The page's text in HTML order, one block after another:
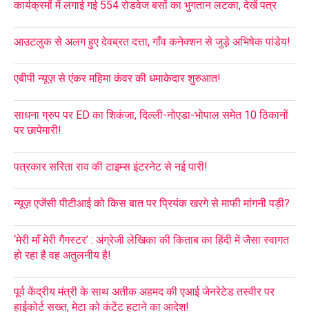
कार्यक्रमों में लगाई गई 554 रोडवेज बसों का भुगतान लटका, देखें पत्र
आउटलुक से अलग हुए देवब्रत दत्ता, गाँव कनेक्शन से जुड़े अभिषेक पांडेय!
एबीपी न्यूज़ से एंकर महिमा कंवर की धमाकेदार शुरुआत!
साधना ग्रुप पर ED का शिकंजा, दिल्ली-नोएडा-भोपाल समेत 10 ठिकानों
पर छापेमारी!
पत्रकार सरिता राव की टाइम्स इंटरनेट से नई पारी!
न्यूज़ एजेंसी पीटीआई को किस बात पर प्रियंक खरगे से माफी मांगनी पड़ी?
‘मेरी माँ मेरी गैंगस्टर’ : अंग्रेजी लेखिका की किताब का हिंदी में जैसा स्वागत
हो रहा है वह अतुलनीय है!
पूर्व केंद्रीय मंत्री के साथ अतीक अहमद की एआई जेनरेटेड तस्वीर पर
हाईकोर्ट सख्त, मेटा को कंटेंट हटाने का आदेश!